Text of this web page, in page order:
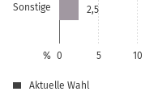
Sonstige
0 5 10
%
2,5
Aktuelle Wahl